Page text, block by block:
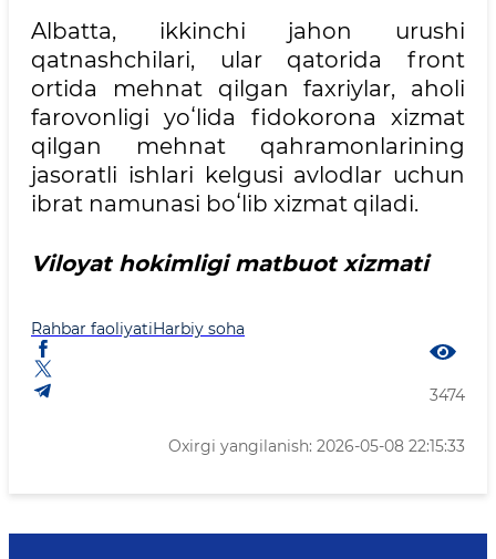
Albatta, ikkinchi jahon urushi
qatnashchilari, ular qatorida front
ortida mehnat qilgan faxriylar, aholi
farovonligi yoʻlida fidokorona xizmat
qilgan mehnat qahramonlarining
jasoratli ishlari kelgusi avlodlar uchun
ibrat namunasi boʻlib xizmat qiladi.
Viloyat hokimligi matbuot xizmati
Rahbar faoliyatiHarbiy soha
3474
Oxirgi yangilanish: 2026-05-08 22:15:33